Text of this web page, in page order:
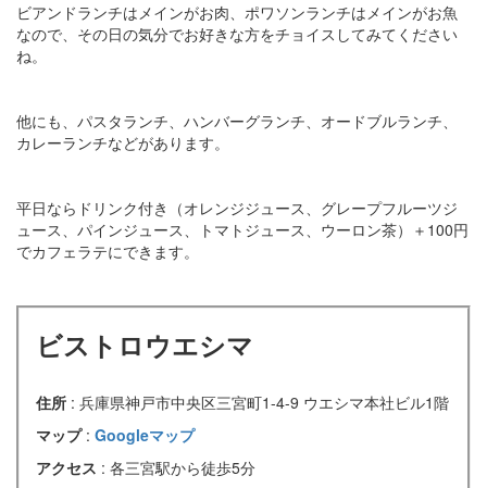
ビアンドランチはメインがお肉、ポワソンランチはメインがお魚
なので、その日の気分でお好きな方をチョイスしてみてください
ね。
他にも、パスタランチ、ハンバーグランチ、オードブルランチ、
カレーランチなどがあります。
平日ならドリンク付き（オレンジジュース、グレープフルーツジ
ュース、パインジュース、トマトジュース、ウーロン茶）＋100円
でカフェラテにできます。
ビストロウエシマ
住所 : 兵庫県神戸市中央区三宮町1-4-9 ウエシマ本社ビル1階
マップ : Googleマップ
アクセス : 各三宮駅から徒歩5分